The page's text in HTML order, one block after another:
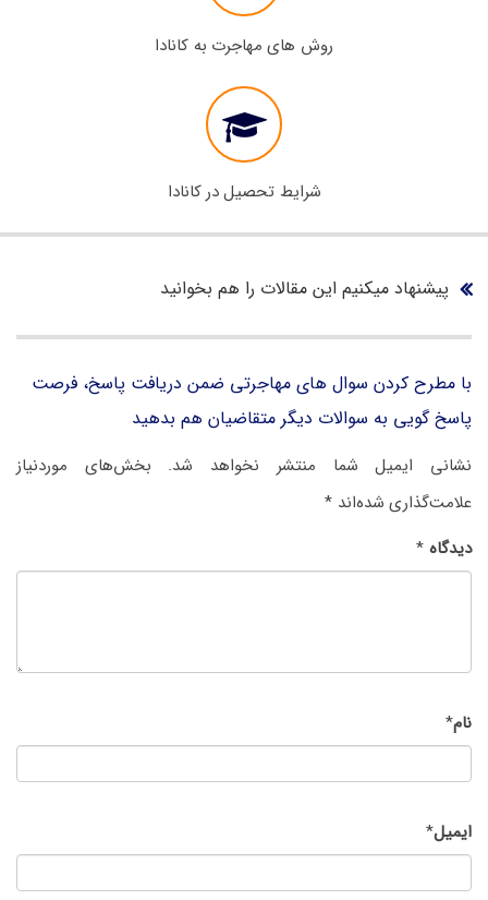
روش های مهاجرت به کانادا
شرایط تحصیل در کانادا
پیشنهاد میکنیم این مقالات را هم بخوانید
با مطرح کردن سوال های مهاجرتی ضمن دریافت پاسخ، فرصت
پاسخ گویی به سوالات دیگر متقاضیان هم بدهید
نشانی ایمیل شما منتشر نخواهد شد. بخش‌های موردنیاز
علامت‌گذاری شده‌اند *
دیدگاه *
نام*
ایمیل*